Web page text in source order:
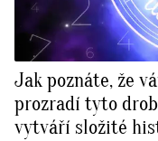
Jak poznáte, že
prozradí tyto
vytváří složité